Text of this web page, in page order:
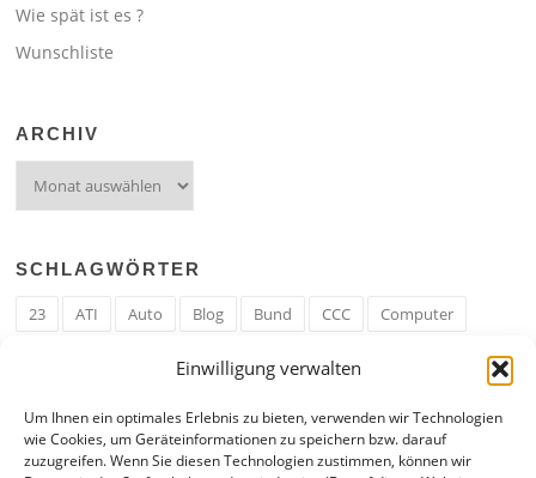
Einwilligung verwalten
Um Ihnen ein optimales Erlebnis zu bieten, verwenden wir Technologien
wie Cookies, um Geräteinformationen zu speichern bzw. darauf
zuzugreifen. Wenn Sie diesen Technologien zustimmen, können wir
Wie spät ist es ?
Wunschliste
ARCHIV
SCHLAGWÖRTER
23 ATI Auto Blog Bund CCC
Computer
Google
Hack Hand HE ICE IE Internet